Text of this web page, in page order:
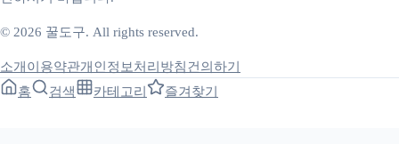
© 2026 꿀도구. All rights reserved.
소개 이용약관개인정보처리방침건의하기
홈
검색 카테고리 즐겨찾기